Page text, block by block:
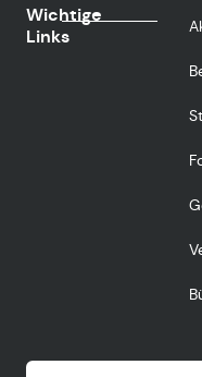
Wichtige
Links